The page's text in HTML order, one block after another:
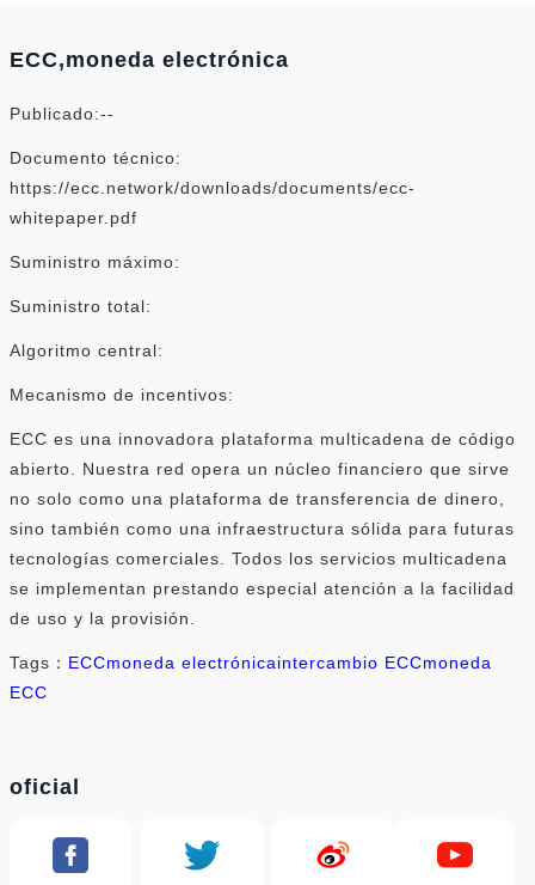
ECC,moneda electrónica
Publicado:--
Documento técnico:
https://ecc.network/downloads/documents/ecc-
whitepaper.pdf
Suministro máximo:
Suministro total:
Algoritmo central:
Mecanismo de incentivos:
ECC es una innovadora plataforma multicadena de código
abierto. Nuestra red opera un núcleo financiero que sirve
no solo como una plataforma de transferencia de dinero,
sino también como una infraestructura sólida para futuras
tecnologías comerciales. Todos los servicios multicadena
se implementan prestando especial atención a la facilidad
de uso y la provisión.
Tags： ECCmoneda electrónicaintercambio ECCmoneda
ECC
oficial